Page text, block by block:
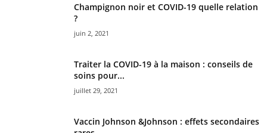
Champignon noir et COVID-19 quelle relation
?
juin 2, 2021
Traiter la COVID-19 à la maison : conseils de
soins pour...
juillet 29, 2021
Vaccin Johnson &Johnson : effets secondaires